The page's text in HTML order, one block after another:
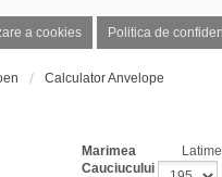
a cookies Politica de
Calculator Anvelope
Marimea
Cauciucului
Latime